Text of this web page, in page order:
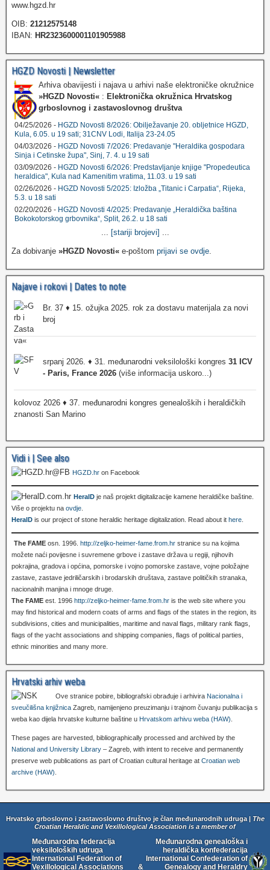
www.hgzd.hr
OIB: 21212575148
IBAN: HR2323600001101905988
HGZD Novosti | Newsletter
Arhiva obavijesti i najava u arhivi naše elektroničke okružnice
»HGZD Novosti« : Elektronička okružnica Hrvatskog
grboslovnog i zastavoslovnog društva
04/25/2026 - HGZD Novosti 8/2026: Obilježavanje 20. obljetnice HGZD,
Kula, 6.05. u 19 sati; 31CNV Lodi, Italija 23-24.05
04/03/2026 - HGZD Novosti 7/2026: Predavanje "Heraldika gospodara
Sinja i Cetinske župa", Sinj, 7. 4. u 19 sati
03/09/2026 - HGZD Novosti 6/2026: Predstavljanje knjige "Propedeutica
heraldica", Kula nad Kamenitim vratima, 11.03. u 19 sati
02/26/2026 - HGZD Novosti 5/2025: Izložba „Titanic i Carpatia“, Rijeka,
5.3. u 18 sati
02/20/2026 - HGZD Novosti 4/2025: Predavanje „Heraldička baština
Bokokotorskog grbovnika“, Split, 26.2. u 18 sati
... [stariji brojevi] ...
Za dobivanje »HGZD Novosti« e-poštom prijavi se ovdje.
Najave i rokovi | Dates to note
Br. 37 ♦ 15. ožujka 2025. rok za dostavu materijala za novi
broj
srpanj 2026. ♦ 31. međunarodni veksilološki kongres 31 ICV
- Paris, France 2026 (više informacija uskoro...)
kolovoz 2026 ♦ 37. međunarodni kongres genealoških i heraldičkih
znanosti San Marino
Vidi i | See also
HGZD.hr on Facebook
HeralD je naš projekt digitalizacije kamene heraldičke baštine.
Više o projektu na ovdje
HeralD is our project of stone heraldic heritage digitalization. Read about it here
The FAME osn. 1996. http://zeljko-heimer-fame.from.hr stranice su na kojima
možete naći povijesne i suvremene grbove i zastave država u regiji, njihovih
pokrajina, gradova i općina, pomorske i vojno pomorske zastave, vojne položajne
zastave, zastave jedriličarskih i brodarskih društava, zastave političkih stranaka,
nacionalnih manjina i mnoge druge.
The FAME est. 1996 http://zeljko-heimer-fame.from.hr is the web site where you
may find historical and modern coats of arms and flags of the states in the region, its
subdivisions, cities and municipalities, maritime and naval flags, military rank flags,
flags of the yacht associations and shipping companies, flags of political parties,
ethnic minorities and many more.
Hrvatski arhiv weba
Ove stranice pobire, bibliografski obrađuje i arhivira Nacionalna i
sveučilišna knjižnica Zagreb, namijenjeno preuzimanju i trajnom čuvanju publikacija s
weba kao dijela hrvatske kulturne baštine u Hrvatskom arhivu weba (HAW).
These pages are harvested, bibliographically processed and archived by the
National and University Library – Zagreb, with intent to receive and permanently
preserve web publications as part of Croatian cultural heritage at Croatian web
archive (HAW).
Hrvatsko grboslovno i zastavoslovno društvo je član međunarodnih udruga |
The
Croatian Heraldic and Vexillological Association is a member of
Međunarodna federacija
veksiloloških udruga
International Federation of
Vexillological Associations
&
Međunarodna genealoška i
heraldička konfederacija
International Confederation of
Genealogy and Heraldry